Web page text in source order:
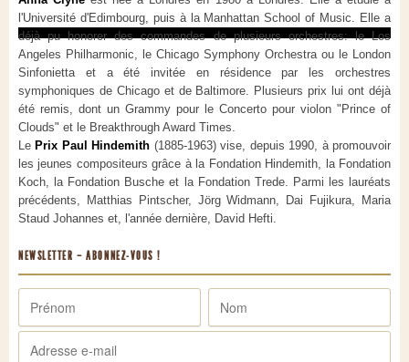
l'Université d'Edimbourg, puis à la Manhattan School of Music. Elle a
déjà pu honorer des commandes de plusieurs orchestres: le Los
Angeles Philharmonic, le Chicago Symphony Orchestra ou le London
Sinfonietta et a été invitée en résidence par les orchestres
symphoniques de Chicago et de Baltimore. Plusieurs prix lui ont déjà
été remis, dont un Grammy pour le Concerto pour violon "Prince of
Clouds" et le Breakthrough Award Times.
Le Prix Paul Hindemith (1885-1963) vise, depuis 1990, à promouvoir
les jeunes compositeurs grâce à la Fondation Hindemith, la Fondation
Koch, la Fondation Busche et la Fondation Trede. Parmi les lauréats
précédents, Matthias Pintscher, Jörg Widmann, Dai Fujikura, Maria
Staud Johannes et, l'année dernière, David Hefti.
NEWSLETTER – ABONNEZ-VOUS !